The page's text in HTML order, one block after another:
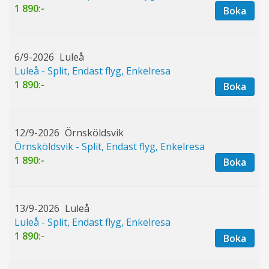
1 890:-
Boka
6/9-2026 Luleå
Luleå - Split, Endast flyg, Enkelresa
1 890:-
Boka
12/9-2026 Örnsköldsvik
Örnsköldsvik - Split, Endast flyg, Enkelresa
1 890:-
Boka
13/9-2026 Luleå
Luleå - Split, Endast flyg, Enkelresa
1 890:-
Boka